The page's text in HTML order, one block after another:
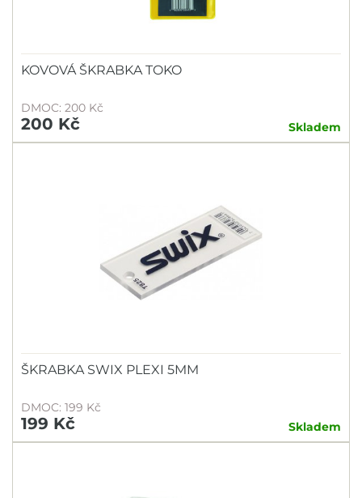
KOVOVÁ ŠKRABKA TOKO
DMOC: 200 Kč
200 Kč Skladem
ŠKRABKA SWIX PLEXI 5MM
DMOC: 199 Kč
199 Kč Skladem